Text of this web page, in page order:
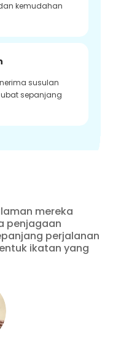
kemudahan
susulan
sepanjang
mereka
penjagaan
perjalanan
ikatan yang